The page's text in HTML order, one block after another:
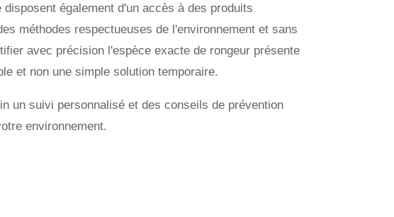
disposent également d'un accès à des produits
méthodes respectueuses de l'environnement et sans
avec précision l'espèce exacte de rongeur présente
et non une simple solution temporaire.
un suivi personnalisé et des conseils de prévention
environnement.